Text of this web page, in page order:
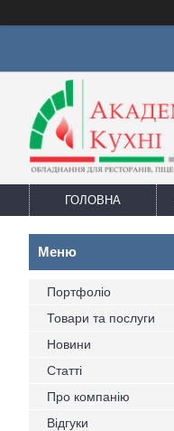
ГОЛОВНА
Портфоліо
Товари та послуги
Новини
Статті
Про компанію
Відгуки